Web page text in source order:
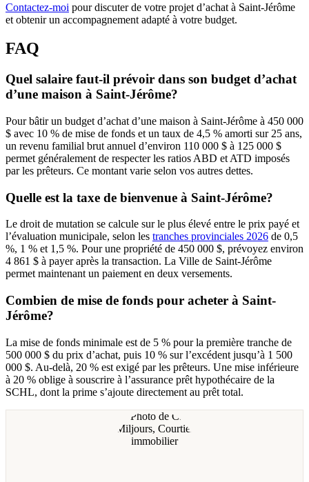
Contactez-moi pour discuter de votre projet d’achat à Saint-Jérôme
et obtenir un accompagnement adapté à votre budget.
FAQ
Quel salaire faut-il prévoir dans son budget d’achat
d’une maison à Saint-Jérôme?
Pour bâtir un budget d’achat d’une maison à Saint-Jérôme à 450 000
$ avec 10 % de mise de fonds et un taux de 4,5 % amorti sur 25 ans,
un revenu familial brut annuel d’environ 110 000 $ à 125 000 $
permet généralement de respecter les ratios ABD et ATD imposés
par les prêteurs. Ce montant varie selon vos autres dettes.
Quelle est la taxe de bienvenue à Saint-Jérôme?
Le droit de mutation se calcule sur le plus élevé entre le prix payé et
l’évaluation municipale, selon les tranches provinciales 2026 de 0,5
%, 1 % et 1,5 %. Pour une propriété de 450 000 $, prévoyez environ
4 861 $ à payer après la transaction. La Ville de Saint-Jérôme
permet maintenant un paiement en deux versements.
Combien de mise de fonds pour acheter à Saint-
Jérôme?
La mise de fonds minimale est de 5 % pour la première tranche de
500 000 $ du prix d’achat, puis 10 % sur l’excédent jusqu’à 1 500
000 $. Au-delà, 20 % est exigé par les prêteurs. Une mise inférieure
à 20 % oblige à souscrire à l’assurance prêt hypothécaire de la
SCHL, dont la prime s’ajoute directement au prêt total.